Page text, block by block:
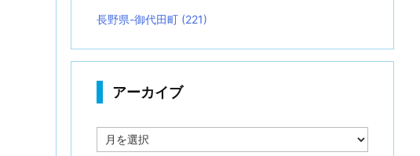
長野県-御代田町 (221)
アーカイブ
ー